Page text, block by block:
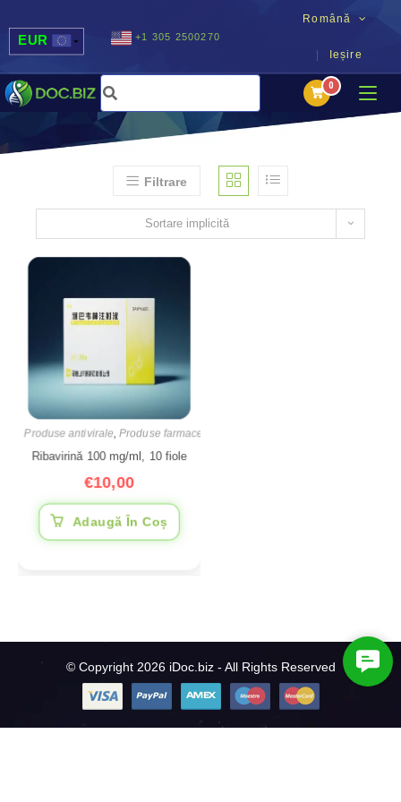
Română
Ieșire
EUR
UAH
MDL
+1 305 2500270
Filtrare
Sortare implicită
Produse antivirale,Produse farmaceutice
Ribavirină 100 mg/ml, 10 fiole
€10,00
Adaugă În Coș
© Copyright 2026 iDoc.biz - All Rights Reserved
C
o